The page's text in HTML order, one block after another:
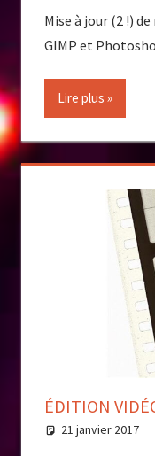
Mise à jour (2 !)
GIMP et
Lire plus
ÉDITION
21 janvier 2017